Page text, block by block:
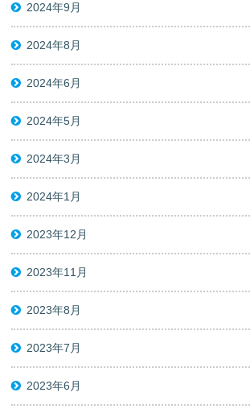
2024年9月
2024年8月
2024年6月
2024年5月
2024年3月
2024年1月
2023年12月
2023年11月
2023年8月
2023年7月
2023年6月